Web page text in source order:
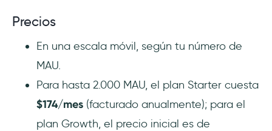
Precios
En una escala móvil, según tu número de
MAU.
Para hasta 2.000 MAU, el plan Starter cuesta
$174/mes (facturado anualmente); para el
plan Growth, el precio inicial es de